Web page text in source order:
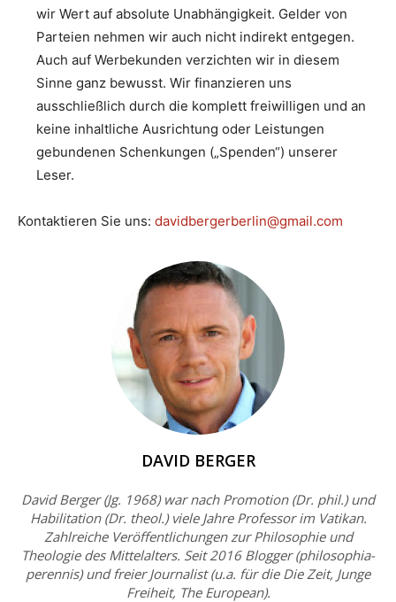
wir Wert auf absolute Unabhängigkeit. Gelder von
Parteien nehmen wir auch nicht indirekt entgegen.
Auch auf Werbekunden verzichten wir in diesem
Sinne ganz bewusst. Wir finanzieren uns
ausschließlich durch die komplett freiwilligen und an
keine inhaltliche Ausrichtung oder Leistungen
gebundenen Schenkungen („Spenden“) unserer
Leser.
Kontaktieren Sie uns: davidbergerberlin@gmail.com
DAVID BERGER
David Berger (Jg. 1968) war nach Promotion (Dr. phil.) und
Habilitation (Dr. theol.) viele Jahre Professor im Vatikan.
Zahlreiche Veröffentlichungen zur Philosophie und
Theologie des Mittelalters. Seit 2016 Blogger (philosophia-
perennis) und freier Journalist (u.a. für die Die Zeit, Junge
Freiheit, The European).